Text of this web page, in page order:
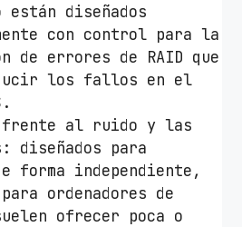
están diseñados
con control para la
de errores de RAID que
los fallos en el
frente al ruido y las
diseñados para
forma independiente,
ordenadores de
ofrecer poca o